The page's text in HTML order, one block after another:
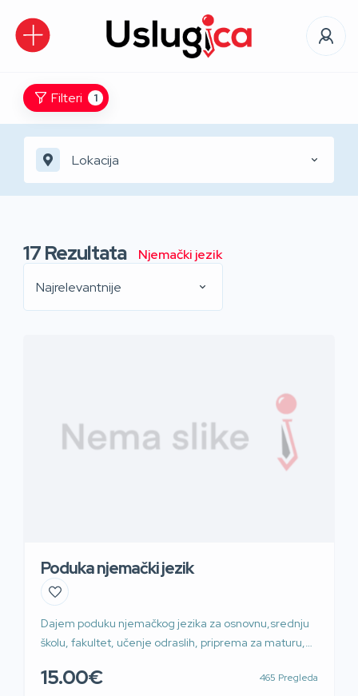
Filteri 1
Lokacija
17Rezultata
Njemački jezik
Najrelevantnije
Poduka njemački jezik
Dajem poduku njemačkog jezika za osnovnu,srednju
školu, fakultet, učenje odraslih, priprema za maturu,
15.00€ 465 Pregleda